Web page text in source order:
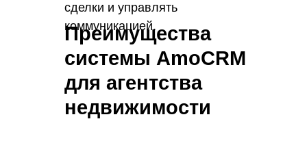
Преимущества
системы AmoCRM
для агентства
недвижимости
сделки и управлять
коммуникацией.